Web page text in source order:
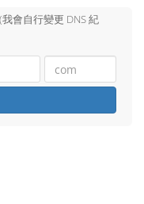
會自行變更 DNS 紀